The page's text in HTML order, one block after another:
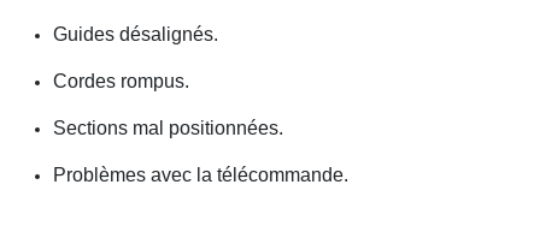
Guides désalignés.
Cordes rompus.
Sections mal positionnées.
Problèmes avec la télécommande.